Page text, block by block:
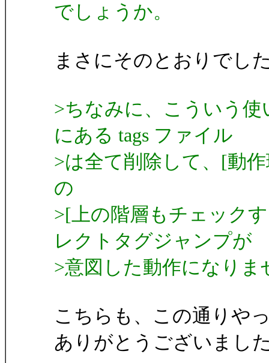
でしょうか。
まさにそのとおりでし
>ちなみに、こういう
にある tags ファイル
>は全て削除して、[動
の
>[上の階層もチェック
レクトタグジャンプが
>意図した動作になりま
こちらも、この通りや
ありがとうございまし